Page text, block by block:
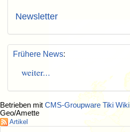
Newsletter
Frühere News:
weiter...
Betrieben mit CMS-Groupware Tiki Wiki
Geo/Amette
Artikel